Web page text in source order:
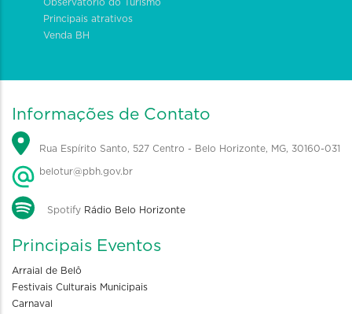
Observatório do Turismo
Principais atrativos
Venda BH
Informações de Contato
Rua Espírito Santo, 527 Centro - Belo Horizonte, MG, 30160-031
belotur@pbh.gov.br
Spotify Rádio Belo Horizonte
Principais Eventos
Arraial de Belô
Festivais Culturais Municipais
Carnaval